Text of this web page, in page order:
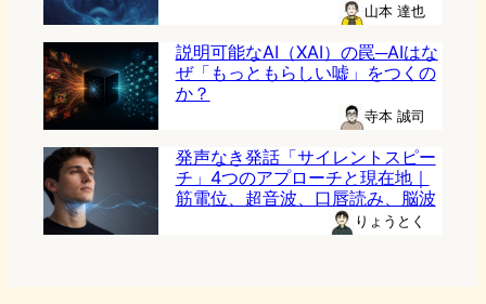
山本 達也
説明可能なAI（XAI）の罠─AIはな
ぜ「もっともらしい嘘」をつくの
か？
寺本 誠司
発声なき発話「サイレントスピー
チ」4つのアプローチと現在地｜
筋電位、超音波、口唇読み、脳波
りょうとく